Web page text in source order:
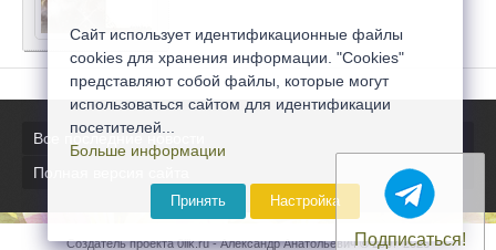
Все последние новости
Полная версия сайта
Создатель проекта 0lik.ru - Александр Анатольевич © 2007-2026
Подписаться!
Сайт использует идентификационные файлы
cookies для хранения информации. "Cookies"
представляют собой файлы, которые могут
использоваться сайтом для идентификации
посетителей...
Больше информации
Принять Настройка